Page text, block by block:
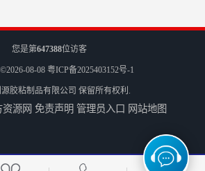
贵阳硅胶垫片厂家
您是第647388位访客
08-08 粤ICP备2025403152号-1
胶粘制品有限公司 保留所有权利.
资源网 免责声明 管理员入口 网站地图